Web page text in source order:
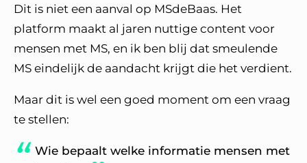
Dit is niet een aanval op MSdeBaas. Het
platform maakt al jaren nuttige content voor
mensen met MS, en ik ben blij dat smeulende
MS eindelijk de aandacht krijgt die het verdient.
Maar dit is wel een goed moment om een vraag
te stellen:
Wie bepaalt welke informatie mensen met